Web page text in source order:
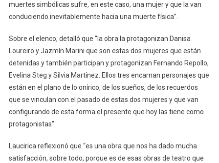
muertes simbólicas sufre, en este caso, una mujer y que la van
conduciendo inevitablemente hacia una muerte física”.
Sobre el elenco, detalló que “la obra la protagonizan Danisa
Loureiro y Jazmín Marini que son estas dos mujeres que están
detenidas y también participan y protagonizan Fernando Repollo,
Evelina Steg y Silvia Martínez. Ellos tres encarnan personajes que
están en el plano de lo onírico, de los sueños, de los recuerdos
que se vinculan con el pasado de estas dos mujeres y que van
configurando de esta forma el presente que hoy las tiene como
protagonistas”.
Laucirica reflexionó que “es una obra que nos ha dado mucha
satisfacción, sobre todo, porque es de esas obras de teatro que